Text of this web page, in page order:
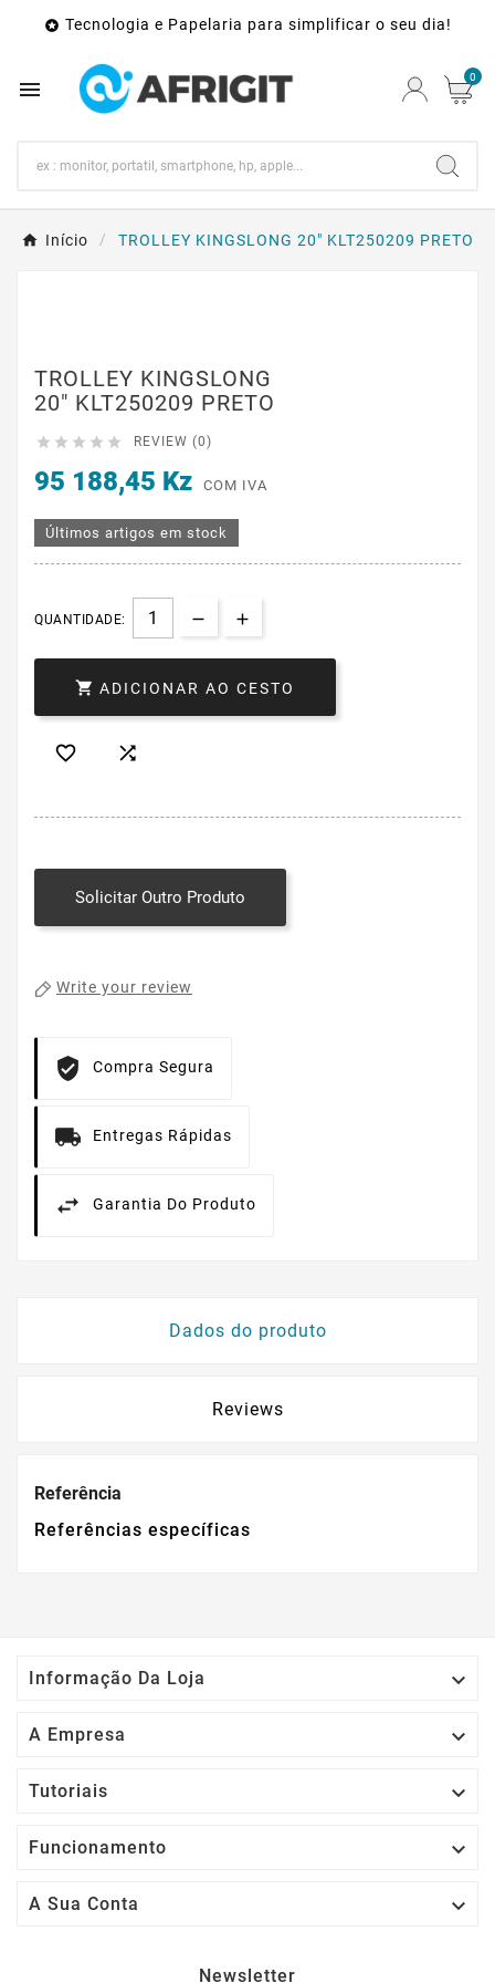
 Tecnologia e Papelaria para simplificar o seu dia!
 0
Início TROLLEY KINGSLONG 20" KLT250209 PRETO
TROLLEY KINGSLONG
20" KLT250209 PRETO
     REVIEW (0)
95 188,45 Kz COM IVA
Últimos artigos em stock
QUANTIDADE:
 ADICIONAR AO CESTO
 
Solicitar Outro Produto
Write your review
Compra Segura
Entregas Rápidas
Garantia Do Produto
Dados do produto
Reviews
Referência
Referências específicas
Informação Da Loja 
A Empresa 
Tutoriais 
Funcionamento 
A Sua Conta 
Newsletter